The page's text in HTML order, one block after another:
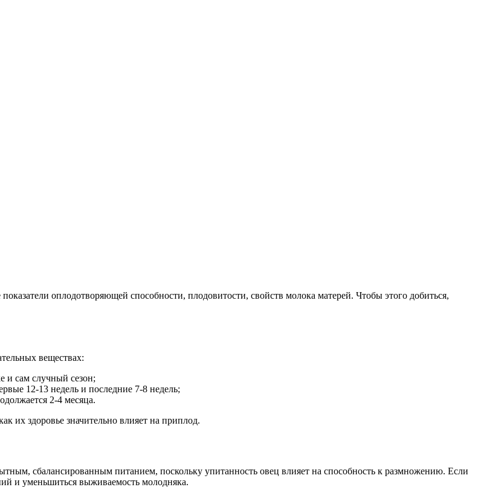
оплодотворяющей способности, плодовитости, свойств молока матерей. Чтобы этого добиться,
веществах:
и сам случный сезон;
12-13 недель и последние 7-8 недель;
2-4 месяца.
их здоровье значительно влияет на приплод.
сбалансированным питанием, поскольку упитанность овец влияет на способность к размножению. Если
и уменьшиться выживаемость молодняка.